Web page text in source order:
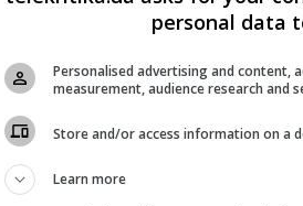
personal data
Personalised advertising and content,
measurement, audience research and
Store and/or access information on a
Learn more